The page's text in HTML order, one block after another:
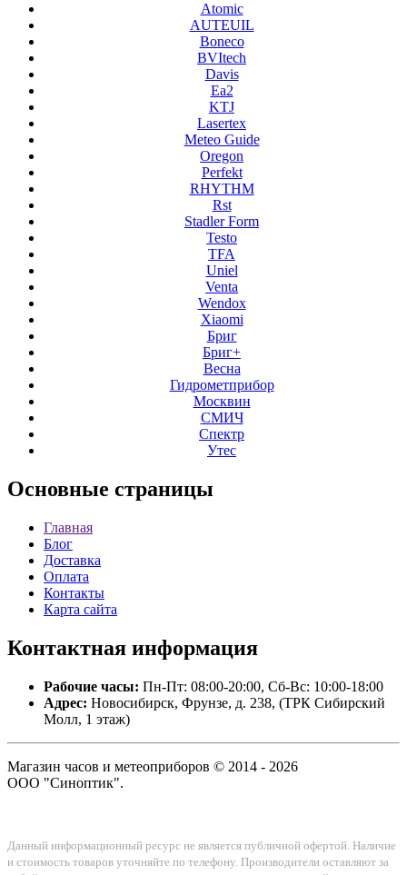
Atomic
AUTEUIL
Boneco
BVItech
Davis
Ea2
KTJ
Lasertex
Meteo Guide
Oregon
Perfekt
RHYTHM
Rst
Stadler Form
Testo
TFA
Uniel
Venta
Wendox
Xiaomi
Бриг
Бриг+
Весна
Гидрометприбор
Москвин
СМИЧ
Спектр
Утес
Основные страницы
Главная
Блог
Доставка
Оплата
Контакты
Карта сайта
Контактная информация
Рабочие часы: Пн-Пт: 08:00-20:00, Сб-Вс: 10:00-18:00
Адрес: Новосибирск, Фрунзе, д. 238, (ТРК Сибирский
Молл, 1 этаж)
Магазин часов и метеоприборов © 2014 - 2026
ООО "Синоптик".
Данный информационный ресурс не является публичной офертой. Наличие
и стоимость товаров уточняйте по телефону. Производители оставляют за